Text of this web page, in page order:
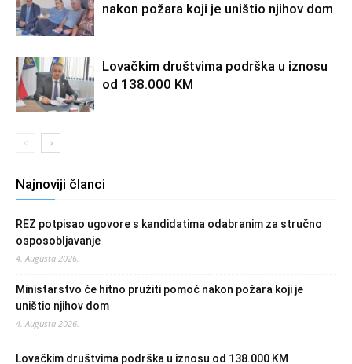
nakon požara koji je uništio njihov dom
Lovačkim društvima podrška u iznosu
od 138.000 KM
Najnoviji članci
REZ potpisao ugovore s kandidatima odabranim za stručno
osposobljavanje
4. Augusta 2026.
Ministarstvo će hitno pružiti pomoć nakon požara koji je
uništio njihov dom
4. Augusta 2026.
Lovačkim društvima podrška u iznosu od 138.000 KM